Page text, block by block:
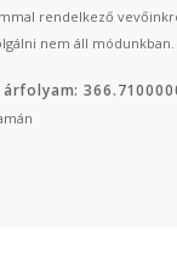
rendelkező
nem áll módunkban.
árfolyam: